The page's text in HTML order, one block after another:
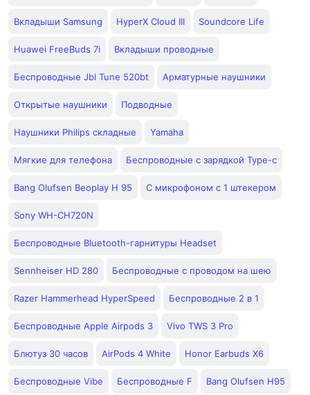
Вкладыши Samsung HyperX Cloud III Soundcore Life
Huawei FreeBuds 7i Вкладыши проводные
Беспроводные Jbl Tune 520bt Арматурные наушники
Открытые наушники Подводные
Наушники Philips складные Yamaha
Мягкие для телефона Беспроводные с зарядкой Type-c
Bang Olufsen Beoplay H 95 С микрофоном с 1 штекером
Sony WH-CH720N
Беспроводные Bluetooth-гарнитуры Headset
Sennheiser HD 280 Беспроводные с проводом на шею
Razer Hammerhead HyperSpeed Беспроводные 2 в 1
Беспроводные Apple Airpods 3 Vivo TWS 3 Pro
Блютуз 30 часов AirPods 4 White Honor Earbuds X6
Беспроводные Vibe Беспроводные F Bang Olufsen H95